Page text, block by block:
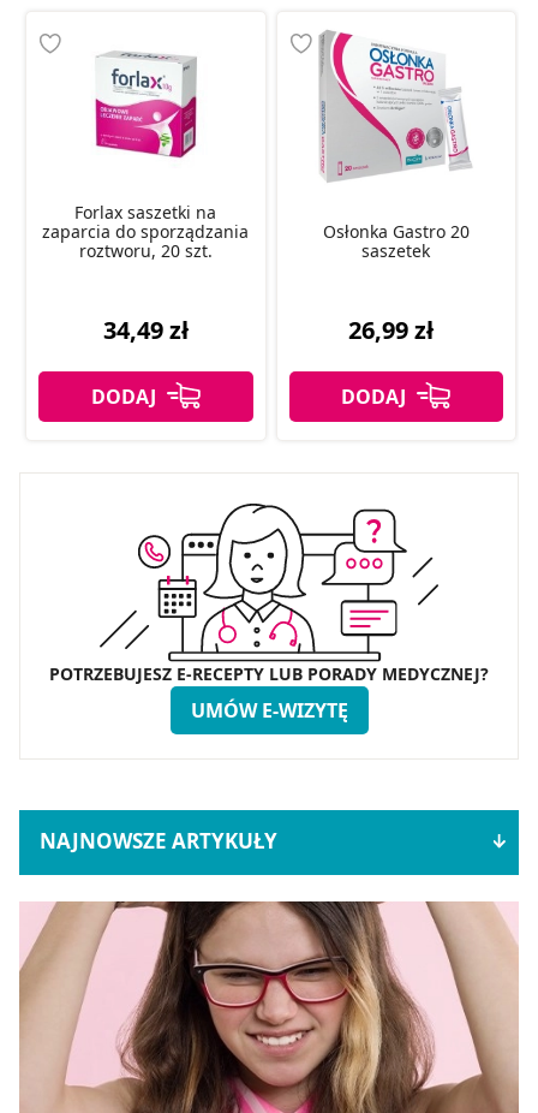
Forlax saszetki na
zaparcia do sporządzania
roztworu, 20 szt.
34,49 zł
Osłonka Gastro 20
saszetek
26,99 zł
POTRZEBUJESZ E-RECEPTY LUB PORADY MEDYCZNEJ?
UMÓW E-WIZYTĘ
NAJNOWSZE ARTYKUŁY